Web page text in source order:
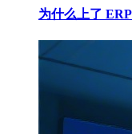
为什么上了